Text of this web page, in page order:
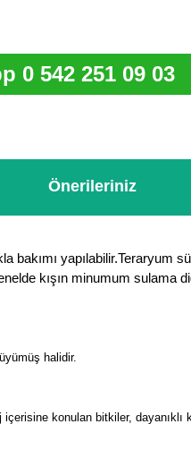
0 542 251 09 03
Önerileriniz
bakımı yapılabilir.Teraryum
kışın minumum sulama
halidir.
konulan bitkiler, dayanıklı